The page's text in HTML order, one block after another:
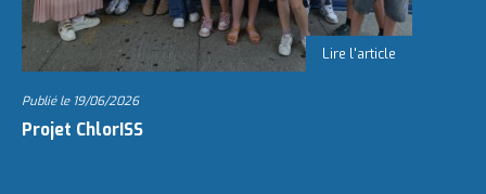
Publié le 19/06/2026
Projet ChlorISS